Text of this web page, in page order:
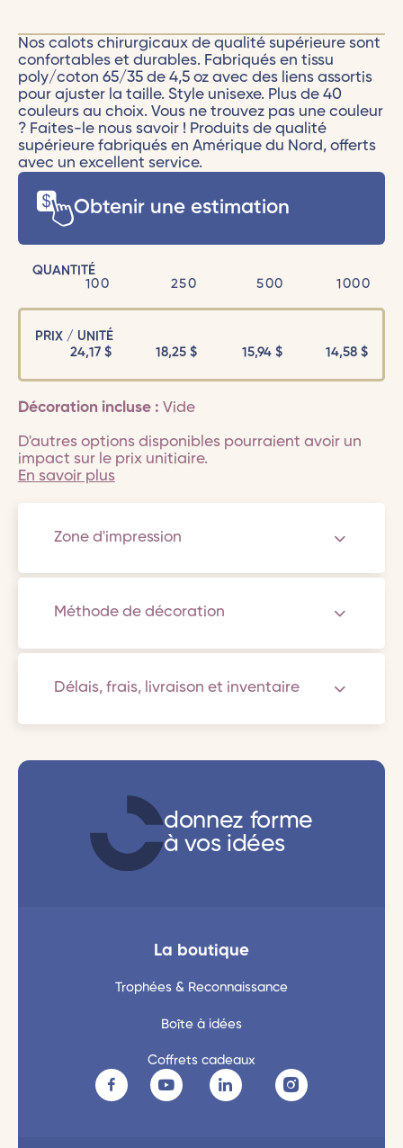
Nos calots chirurgicaux de qualité supérieure sont
confortables et durables. Fabriqués en tissu
poly/coton 65/35 de 4,5 oz avec des liens assortis
pour ajuster la taille. Style unisexe. Plus de 40
couleurs au choix. Vous ne trouvez pas une couleur
? Faites-le nous savoir ! Produits de qualité
supérieure fabriqués en Amérique du Nord, offerts
avec un excellent service.
Obtenir une estimation
QUANTITÉ
100
250 500 1000
PRIX / UNITÉ
24,17 $ 18,25$ 15,94$ 14,58$
Décoration incluse : Vide
D'autres options disponibles pourraient avoir un
impact sur le prix unitiaire.
En savoir plus
Zone d'impression
Méthode de décoration
Délais, frais, livraison et inventaire
donnez forme
à vos idées
La boutique
Trophées & Reconnaissance
Boîte à idées
Coffrets cadeaux